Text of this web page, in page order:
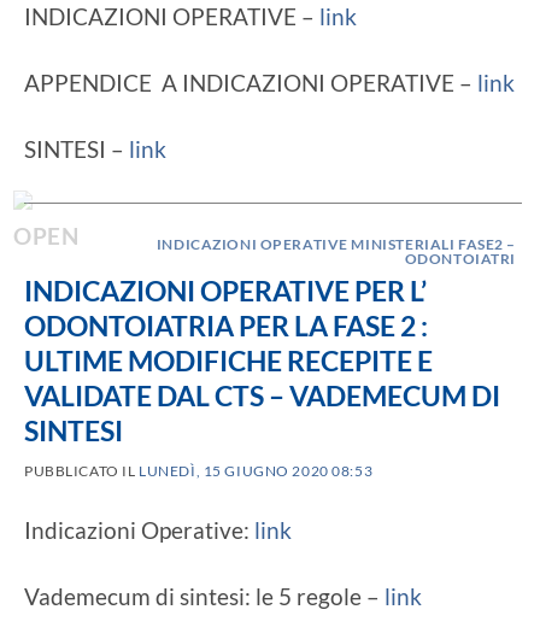
INDICAZIONI OPERATIVE – link
APPENDICE A INDICAZIONI OPERATIVE – link
SINTESI – link
INDICAZIONI OPERATIVE MINISTERIALI FASE2 –
ODONTOIATRI
INDICAZIONI OPERATIVE PER L’
ODONTOIATRIA PER LA FASE 2 :
ULTIME MODIFICHE RECEPITE E
VALIDATE DAL CTS – VADEMECUM DI
SINTESI
PUBBLICATO IL LUNEDÌ, 15 GIUGNO 2020 08:53
Indicazioni Operative: link
Vademecum di sintesi: le 5 regole – link